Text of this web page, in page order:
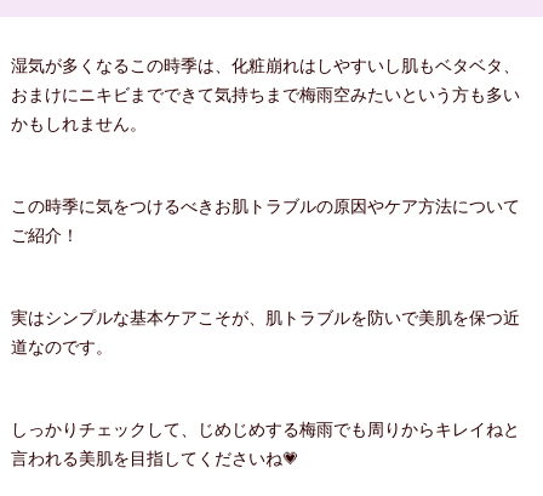
湿気が多くなるこの時季は、化粧崩れはしやすいし肌もベタベタ、
おまけにニキビまでできて気持ちまで梅雨空みたいという方も多い
かもしれません。
この時季に気をつけるべきお肌トラブルの原因やケア方法について
ご紹介！
実はシンプルな基本ケアこそが、肌トラブルを防いで美肌を保つ近
道なのです。
しっかりチェックして、じめじめする梅雨でも周りからキレイねと
言われる美肌を目指してくださいね💗